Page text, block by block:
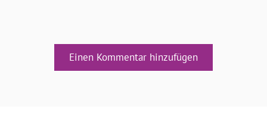
Einen Kommentar hinzufügen